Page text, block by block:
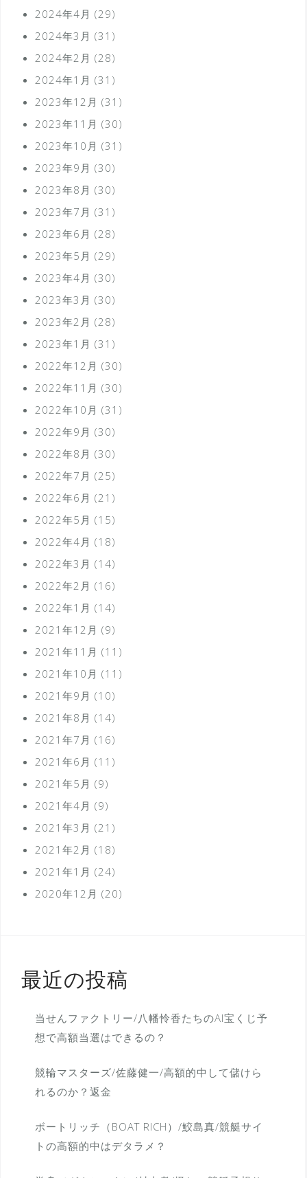
2024年4月 (29)
2024年3月 (31)
2024年2月 (28)
2024年1月 (31)
2023年12月 (31)
2023年11月 (30)
2023年10月 (31)
2023年9月 (30)
2023年8月 (30)
2023年7月 (31)
2023年6月 (28)
2023年5月 (29)
2023年4月 (30)
2023年3月 (30)
2023年2月 (28)
2023年1月 (31)
2022年12月 (30)
2022年11月 (30)
2022年10月 (31)
2022年9月 (30)
2022年8月 (30)
2022年7月 (25)
2022年6月 (21)
2022年5月 (15)
2022年4月 (18)
2022年3月 (14)
2022年2月 (16)
2022年1月 (14)
2021年12月 (9)
2021年11月 (11)
2021年10月 (11)
2021年9月 (10)
2021年8月 (14)
2021年7月 (16)
2021年6月 (11)
2021年5月 (9)
2021年4月 (9)
2021年3月 (21)
2021年2月 (18)
2021年1月 (24)
2020年12月 (20)
最近の投稿
当せんファクトリー/八幡怜香たちのAI宝くじ予
想で高額当選はできるの？
競輪マスターズ/佐藤健一/高額的中して儲けら
れるのか？返金
ボートリッチ（BOAT RICH）/鮫島真/競艇サイ
トの高額的中はデタラメ？